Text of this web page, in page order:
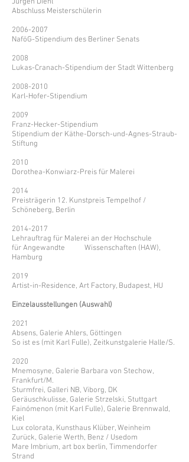
Abschluss Meisterschülerin
2006-2007
NaföG-Stipendium des Berliner Senats
2008
Lukas-Cranach-Stipendium der Stadt Wittenberg
2008-2010
Karl-Hofer-Stipendium
2009
Franz-Hecker-Stipendium
Stipendium der Käthe-Dorsch-und-Agnes-Straub-
Stiftung
2010
Dorothea-Konwiarz-Preis für Malerei
2014
Preisträgerin 12. Kunstpreis Tempelhof /
Schöneberg, Berlin
2014-2017
Lehrauftrag für Malerei an der Hochschule
für Angewandte Wissenschaften (HAW),
Hamburg
2019
Artist-in-Residence, Art Factory, Budapest, HU
Einzelausstellungen (Auswahl)
2021
Absens, Galerie Ahlers, Göttingen
So ist es (mit Karl Fulle), Zeitkunstgalerie Halle/S.
2020
Mnemosyne, Galerie Barbara von Stechow,
Frankfurt/M.
Sturmfrei, Galleri NB, Viborg, DK
Geräuschkulisse, Galerie Strzelski, Stuttgart
Fainómenon (mit Karl Fulle), Galerie Brennwald,
Kiel
Lux colorata, Kunsthaus Klüber, Weinheim
Zurück, Galerie Werth, Benz / Usedom
Mare Imbrium, art box berlin, Timmendorfer
Strand